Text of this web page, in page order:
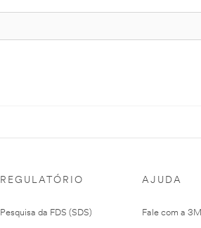
REGULATÓRIO
Pesquisa da FDS (SDS)
AJUDA
Fale com a 3M